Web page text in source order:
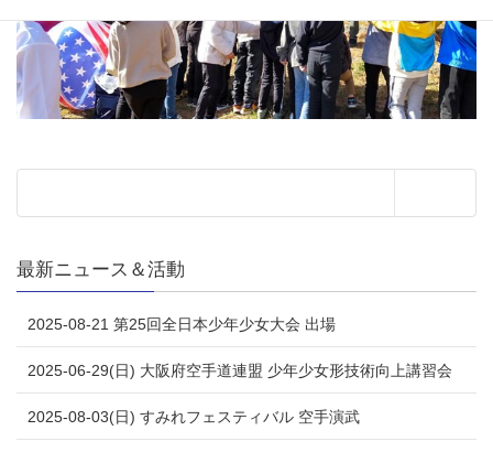
最新ニュース＆活動
2025-08-21 第25回全日本少年少女大会 出場
2025-06-29(日) 大阪府空手道連盟 少年少女形技術向上講習会
2025-08-03(日) すみれフェスティバル 空手演武